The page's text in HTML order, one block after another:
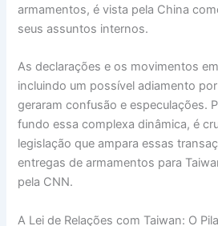
armamentos, é vista pela China
seus assuntos internos.
As declarações e os movimentos
incluindo um possível adiamento
geraram confusão e especulações.
fundo essa complexa dinâmica, é
legislação que ampara essas
entregas de armamentos para
pela CNN.
A Lei de Relações com Taiwan: O